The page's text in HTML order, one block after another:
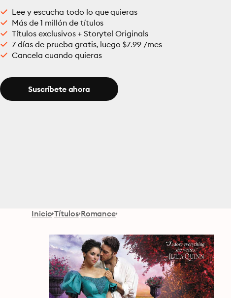
Lee y escucha todo lo que quieras
Más de 1 millón de títulos
Títulos exclusivos + Storytel Originals
7 días de prueba gratis, luego $7.99 /mes
Cancela cuando quieras
Suscríbete ahora
Inicio Títulos Romance